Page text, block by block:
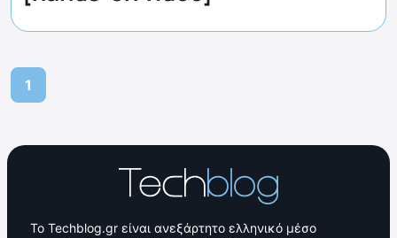
1
Το Techblog.gr είναι ανεξάρτητο ελληνικό μέσο